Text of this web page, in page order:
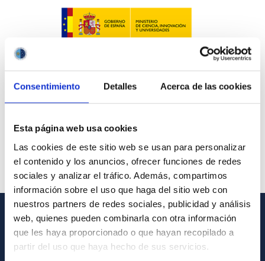
Consentimiento Detalles Acerca de las cookies
Esta página web usa cookies
Las cookies de este sitio web se usan para personalizar
el contenido y los anuncios, ofrecer funciones de redes
sociales y analizar el tráfico. Además, compartimos
información sobre el uso que haga del sitio web con
nuestros partners de redes sociales, publicidad y análisis
web, quienes pueden combinarla con otra información
que les haya proporcionado o que hayan recopilado a
partir del uso que haya hecho de sus servicios.
GENERAL INFORMATION
Contact